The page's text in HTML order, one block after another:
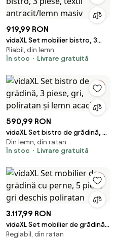
919,99 RON
vidaXL Set mobilier bistro, 3
piese, textil antracit/lemn
masiv
Pliabil, din lemn
În stoc
Livrare gratuită
590,99 RON
vidaXL Set bistro de grădină, 3
piese, gri, poliratan și lemn
acacia
Din lemn, din ratan
În stoc
Livrare gratuită
3.117,99 RON
vidaXL Set mobilier de grădină
cu perne, 5 piese gri deschis
Reglabil, din ratan